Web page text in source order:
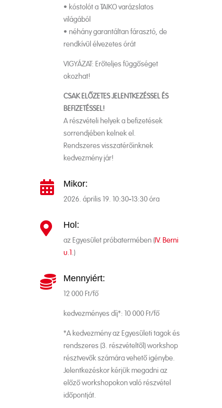
• kóstolót a TAIKO varázslatos
világából
• néhány garantáltan fárasztó, de
rendkívül élvezetes órát
VIGYÁZAT: Erőteljes függőséget
okozhat!
CSAK ELŐZETES JELENTKEZÉSSEL ÉS
BEFIZETÉSSEL!
A részvételi helyek a befizetések
sorrendjében kelnek el.
Rendszeres visszatérőinknek
kedvezmény jár!
 Mikor:
2026. április 19. 10:30-13:30 óra
 Hol:
az Egyesület próbatermében (IV. Berni
u.1.)
 Mennyiért:
12 000 Ft/fő
kedvezményes díj*: 10 000 Ft/fő
*A kedvezmény az Egyesületi tagok és
rendszeres (3. részvételtől) workshop
résztvevők számára vehető igénybe.
Jelentkezéskor kérjük megadni az
előző workshopokon való részvétel
időpontját.